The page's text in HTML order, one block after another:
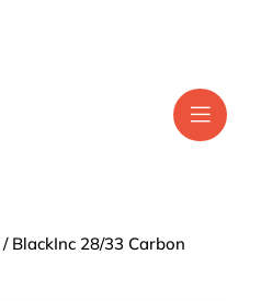
/ BlackInc 28/33 Carbon